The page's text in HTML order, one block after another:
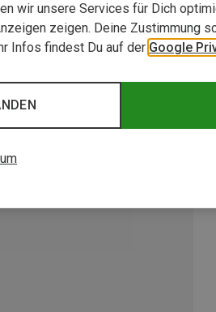
wir unsere Services für Dich
zeigen. Deine Zustimmung
Infos findest Du auf der Google